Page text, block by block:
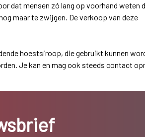
dat mensen zó lang op voorhand weten
maar te zwijgen. De verkoop van deze
hoestsiroop, die gebruikt kunnen
Je kan en mag ook steeds contact